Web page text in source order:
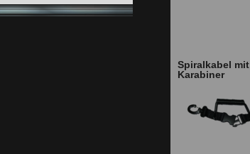
Spiralkabel mit
Karabiner